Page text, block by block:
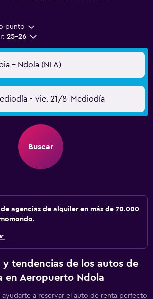
punto
25-26
- Ndola (NLA)
- vie. 21/8 Mediodía
Buscar
agencias de alquiler en más de 70.000
y tendencias de los autos de
en Aeropuerto Ndola
ayudarte a reservar el auto de renta perfecto